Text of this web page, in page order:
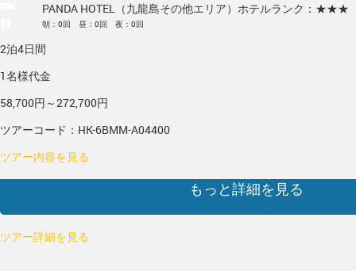
PANDA HOTEL（九龍島その他エリア） ホテルランク：★★★
朝：0回 昼：0回 夜：0回
2泊4日間
1名様代金
58,700円～272,700円
ツアーコード：HK-6BMM-A04400
ツアー内容を見る
もっと詳細を見る
ツアー詳細を見る